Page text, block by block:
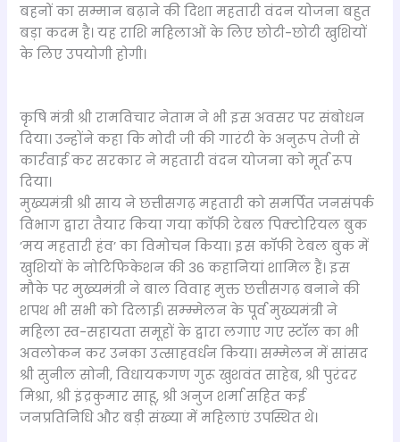
बहनों का सम्मान बढ़ाने की दिशा महतारी वंदन योजना बहुत
बड़ा कदम है। यह राशि महिलाओं के लिए छोटी-छोटी खुशियों
के लिए उपयोगी होगी।
कृषि मंत्री श्री रामविचार नेताम ने भी इस अवसर पर संबोधन
दिया। उन्होंने कहा कि मोदी जी की गारंटी के अनुरूप तेजी से
कार्रवाई कर सरकार ने महतारी वंदन योजना को मूर्त रूप
दिया।
मुख्यमंत्री श्री साय ने छत्तीसगढ़ महतारी को समर्पित जनसंपर्क
विभाग द्वारा तैयार किया गया कॉफी टेबल पिक्टोरियल बुक
’मय महतारी हंव’ का विमोचन किया। इस कॉफी टेबल बुक में
खुशियों के नोटिफिकेशन की 36 कहानियां शामिल हैं। इस
मौके पर मुख्यमंत्री ने बाल विवाह मुक्त छत्तीसगढ़ बनाने की
शपथ भी सभी को दिलाई। सम्म्मेलन के पूर्व मुख्यमंत्री ने
महिला स्व-सहायता समूहों के द्वारा लगाए गए स्टॉल का भी
अवलोकन कर उनका उत्साहवर्धन किया। सम्मेलन में सांसद
श्री सुनील सोनी, विधायकगण गुरू खुशवंत साहेब, श्री पुरंदर
मिश्रा, श्री इंद्रकुमार साहू, श्री अनुज शर्मा सहित कई
जनप्रतिनिधि और बड़ी संख्या में महिलाएं उपस्थित थे।